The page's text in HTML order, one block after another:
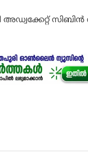
അഡ്വക്കേറ്റ്